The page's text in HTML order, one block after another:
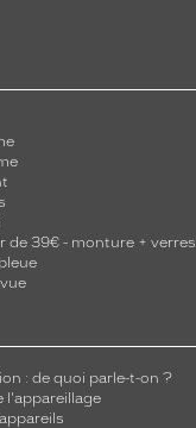
de 39€ - monture + verres
: de quoi parle-t-on ?
l'appareillage